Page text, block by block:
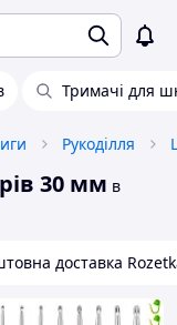
Тримачі для
Рукоділля
30 мм в
доставка